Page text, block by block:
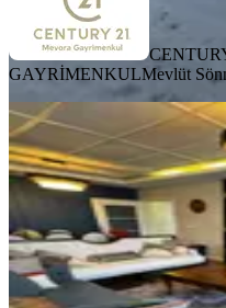
GAYRİMENKULMevlüt
SİTE İÇİ
Acil
De
Mamak,
4+1·165 m²
6.950.000 ₺